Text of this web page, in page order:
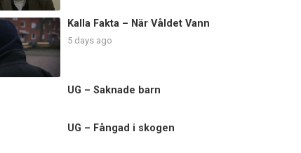
Kalla Fakta – När Våldet Vann
5 days ago
UG – Saknade barn
UG – Fångad i skogen